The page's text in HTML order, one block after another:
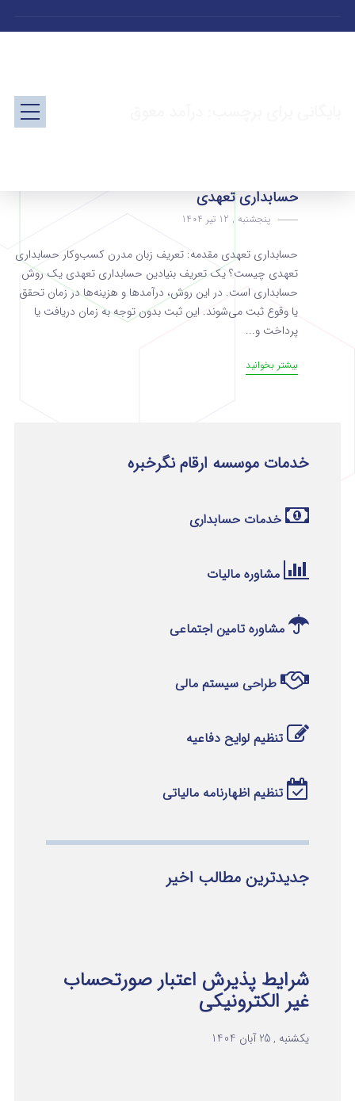
حسابداری تعهدی
پنجشنبه , 12 تیر 1404
حسابداری تعهدی مقدمه: تعریف زبان مدرن کسب‌وکار حسابداری
تعهدی چیست؟ یک تعریف بنیادین حسابداری تعهدی یک روش
حسابداری است. در این روش، درآمدها و هزینه‌ها در زمان تحقق
یا وقوع ثبت می‌شوند. این ثبت بدون توجه به زمان دریافت یا
پرداخت و...
بیشتر بخوانید
خدمات موسسه ارقام نگرخبره
خدمات حسابداری
مشاوره مالیات
مشاوره تامین اجتماعی
طراحی سیستم مالی
تنظیم لوایح دفاعیه
تنظیم اظهارنامه مالیاتی
جدیدترین مطالب اخیر
شرایط پذیرش اعتبار صورتحساب
غیر الکترونیکی
یکشنبه , 25 آبان 1404